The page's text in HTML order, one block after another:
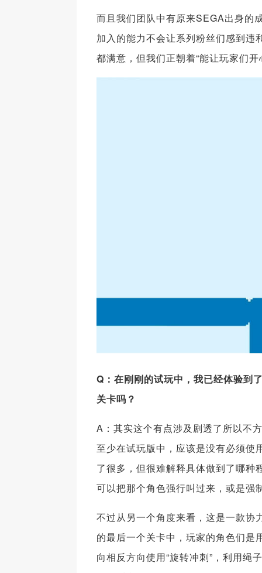
而且我们团队中有原来SEGA出身的
加入的能力不会让系列粉丝们感到违
都满意，但我们正朝着“能让玩家们
Q ：在刚刚的试玩中，我已经体验到
关卡吗？
A：其实这个有点涉及剧透了所以不
至少在试玩版中，应该是没有必须使
了很多，但很难解释具体做到了哪种
可以把那个角色强行叫过来，或是强
不过从另一个角度来看，这是一款协
的最后一个关卡中，玩家的角色们是
向相反方向使用“旋转冲刺”，利用绳